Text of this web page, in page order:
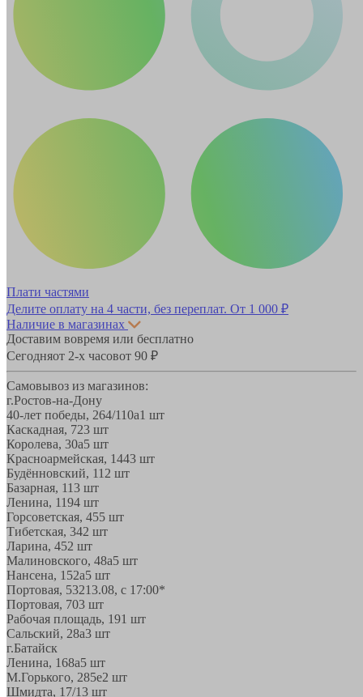
Плати частями
Делите оплату на 4 части, без переплат. От 1 000 ₽
Наличие в магазинах
Доставим вовремя или бесплатно
Сегодняот 2-х часовот 90 ₽
Самовывоз из магазинов:
г.Ростов-на-Дону
40-лет победы, 264/110а1 шт
Каскадная, 723 шт
Королева, 30а5 шт
Красноармейская, 1443 шт
Будённовский, 11 2 шт
Базарная, 113 шт
Ленина, 1194 шт
Горсоветская, 455 шт
Тибетская, 342 шт
Ларина, 452 шт
Малиновского, 48а5 шт
Нансена, 152а5 шт
Портовая, 53213.08, с 17:00*
Портовая, 703 шт
Рабочая площадь, 191 шт
Сальский, 28a3 шт
г.Батайск
Ленина, 168а5 шт
М.Горького, 285е2 шт
Шмидта, 17/13 шт